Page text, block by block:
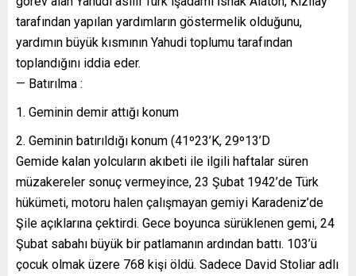
tarafından yapılan yardımların göstermelik olduğunu,
yardımın büyük kısmının Yahudi toplumu tarafından
toplandığını iddia eder.
— Batırılma :
Geminin demir attığı konum
Geminin batırıldığı konum (41º23’K, 29º13’D
Gemide kalan yolcuların akıbeti ile ilgili haftalar süren
müzakereler sonuç vermeyince, 23 Şubat 1942’de Türk
hükümeti, motoru halen çalışmayan gemiyi Karadeniz’de
Şile açıklarına çektirdi. Gece boyunca sürüklenen gemi, 24
Şubat sabahı büyük bir patlamanın ardından battı. 103’ü
çocuk olmak üzere 768 kişi öldü. Sadece David Stoliar adlı